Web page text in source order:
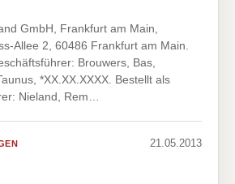
GmbH, Frankfurt am Main,
Allee 2, 60486 Frankfurt am Main.
Brouwers, Bas,
*XX.XX.XXXX. Bestellt als
Nieland, Rem…
21.05.2013